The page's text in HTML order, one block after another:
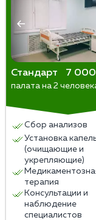
желание его
долгосрочных
обратиться к
следовать
процедуры.
близких и
сохранить
сложности на
консультацию
метода лечения.
Стандарт 7
палата на 2
Сбор анализов
Установка
(очищающие и
укрепляющие)
терапия
Консультации и
наблюдение
специалистов